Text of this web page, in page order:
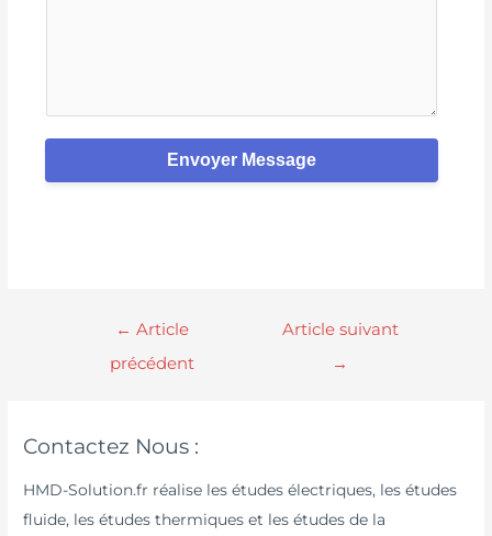
Envoyer Message
← Article
précédent
Article suivant
→
Contactez Nous :
HMD-Solution.fr réalise les études électriques, les études
fluide, les études thermiques et les études de la